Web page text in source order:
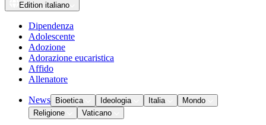
Edition italiano
Dipendenza
Adolescente
Adozione
Adorazione eucaristica
Affido
Allenatore
News Bioetica Ideologia Italia
Mondo
Religione
Vaticano